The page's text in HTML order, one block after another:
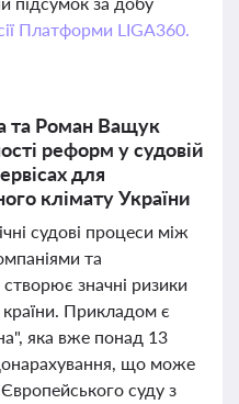
Платформи LIGA360.
та Роман Ващук
реформ у судовій
для
клімату України
судові процеси між
та
значні ризики
країни. Прикладом є
яка вже понад 13
що може
суду з